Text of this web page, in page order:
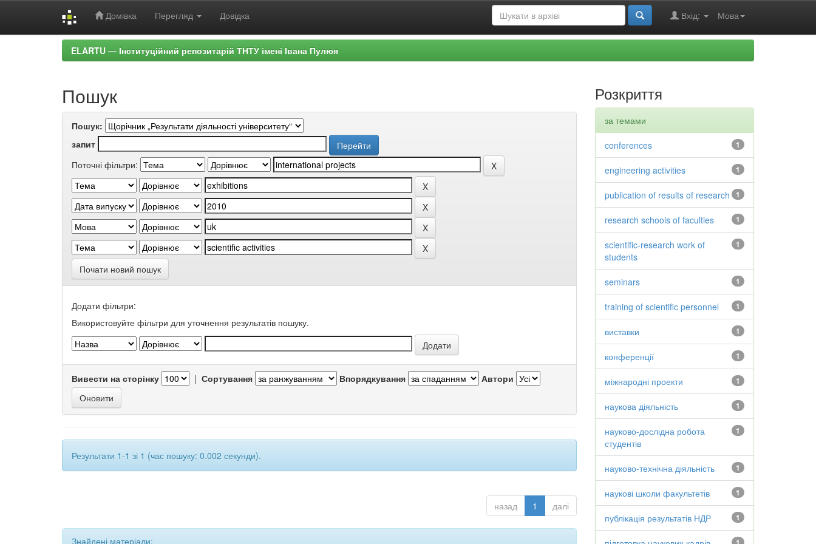
Домівка Перегляд Довідка Мова
Вхід:
ELARTU — Інституційний репозитарій ТНТУ імені Івана Пулюя
Пошук
Пошук:
запит
Поточні фільтри:
Почати новий пошук
Додати фільтри:
Використовуйте фільтри для уточнення результатів пошуку.
Вивести на сторінку | Сортування Впорядкування Автори
Результати 1-1 зі 1 (час пошуку: 0.002 секунди).
назад 1 далі
Знайдені матеріали:
Розкриття
за темами
1
conferences
1
engineering activities
1
publication of results of research
1
research schools of faculties
1
scientific-research work of
students
1
seminars
1
training of scientific personnel
1
виставки
1
конференції
1
міжнародні проекти
1
наукова діяльність
1
науково-дослідна робота
студентів
1
науково-технічна діяльність
1
наукові школи факультетів
1
публікація результатів НДР